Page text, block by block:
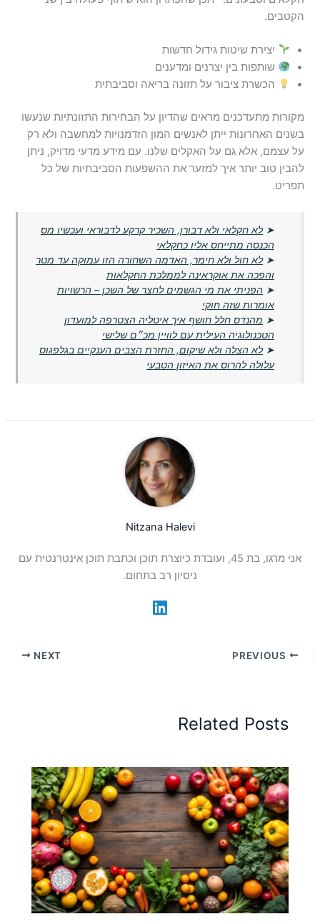
הקטבים.
יצירת שיטות גידול חדשות
שותפות בין יצרנים ומדענים
הכשרת ציבור על תזונה בריאה וסביבתית
מקורות מתעדכנים מראים שהדיון על הבחירות התזונתיות שנעשו
בשנים האחרונות ייתן לאנשים המון הזדמנויות למחשבה ולא רק
על עצמם, אלא גם על האקלים שלנו. עם מידע מדעי מדויק, ניתן
להבין טוב יותר איך למזער את ההשפעות הסביבתיות של כל
תפריט.
➤לא חקלאי ולא דבורן, השכיר קרקע לדבוראי ועכשיו מס
הכנסה מתייחס אליו כחקלאי
➤לא חול ולא חימר, האדמה השחורה הזו עמוקה עד מטר
והפכה את אוקראינה לממלכת החקלאות
➤ הפניתי את מי הגשמים לחצר של השכן – הרשויות
אומרות שזה חוקי
➤ מהנדס חלל חושף איך איטליה הצטרפה למועדון
הטכנולוגיה העילית עם לוויין מכ״ם שלישי
➤לא הצלה ולא שיקום, החזרת הצבים הענקיים בגלפגוס
עלולה להרוס את האיזון הטבעי
Nitzana Halevi
אני מרגו, בת 45, ועובדת כיוצרת תוכן וכתבת תוכן אינטרנטית עם
ניסיון רב בתחום.
NEXT
Related Posts